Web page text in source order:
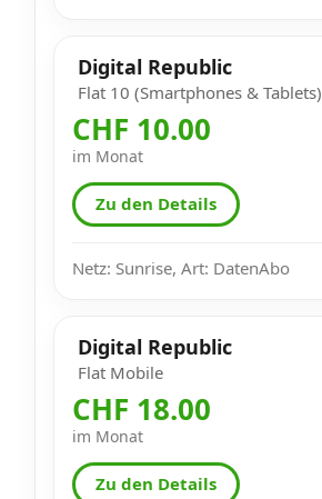
Digital Republic
Flat 10 (Smartphones & Tablets)
CHF 10.00
im Monat
Zu den Details
Netz: Sunrise, Art: DatenAbo
Digital Republic
Flat Mobile
CHF 18.00
im Monat
Zu den Details